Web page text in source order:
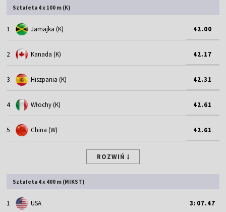
Sztafeta 4 x 100 m (K)
1 Jamajka (K) 42.00
2 Kanada (K) 42.17
3 Hiszpania (K) 42.31
4 Włochy (K) 42.61
5 China (W) 42.61
ROZWIŃ
Sztafeta 4 x 400 m (MIKST)
1 USA 3:07.47